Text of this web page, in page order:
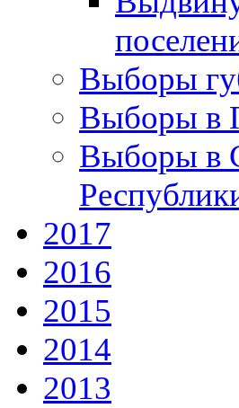
Выборы
Выборы в
Выборы в
2017
2016
2015
2014
2013